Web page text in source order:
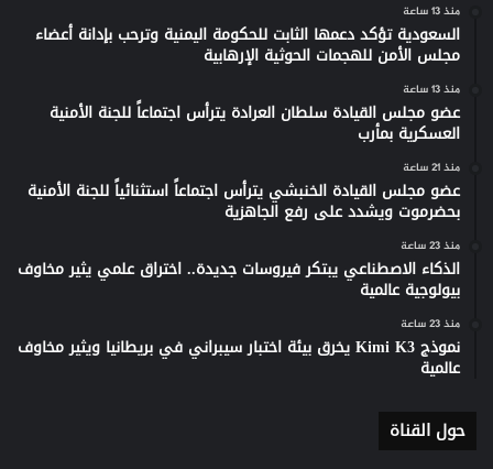
منذ 13 ساعة
السعودية تؤكد دعمها الثابت للحكومة اليمنية وترحب بإدانة أعضاء
مجلس الأمن للهجمات الحوثية الإرهابية
منذ 13 ساعة
عضو مجلس القيادة سلطان العرادة يترأس اجتماعاً للجنة الأمنية
العسكرية بمأرب
منذ 21 ساعة
عضو مجلس القيادة الخنبشي يترأس اجتماعاً استثنائياً للجنة الأمنية
بحضرموت ويشدد على رفع الجاهزية
منذ 23 ساعة
الذكاء الاصطناعي يبتكر فيروسات جديدة.. اختراق علمي يثير مخاوف
بيولوجية عالمية
منذ 23 ساعة
نموذج Kimi K3 يخرق بيئة اختبار سيبراني في بريطانيا ويثير مخاوف
عالمية
حول القناة